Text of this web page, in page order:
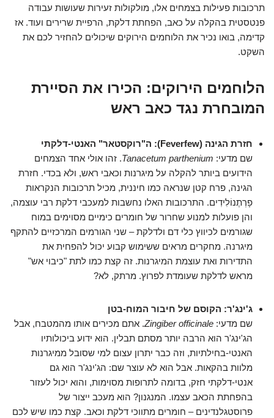
תרכובות פעילות בצמחים אלו, מולקולות זעירות שעושות עבודה
פנטסטית בהקלה על כאב, הפחתת דלקת, הרפיית שרירים ועוד. אז
קדימה, בואו נכיר את הלוחמים הירוקים שיכולים להחזיר לכם את
השקט.
הלוחמים הירוקים: הכירו את הסיירת
המובחרת נגד כאב ראש
חזרת הגינה (Feverfew): ה"רוקסטאר" האנטי-דלקתי
שם מדעי: Tanacetum parthenium. זהו אולי אחד הצמחים
הידועים ביותר להקלה על מיגרנות וכאבי ראש, ולא בכדי. חזרת
הגינה, פרח קטן שנראה כמו חיננית, מכיל תרכובות הנקראות
פָרְתֶנוֹלִידִים. התרכובות האלו נחשבות למעכבי דלקת רבי עוצמה,
והן פועלות למנוע שחרור של חומרים כימיים מסוימים במוח
שגורמים לכיווץ כלי דם ולדלקת – שני הגורמים המרכזיים להתקף
מיגרנה. מחקרים מראים ששימוש קבוע יכול להפחית את
התדירות ואת עוצמת המיגרנות. זה קצת כמו לתת "כיבוי אש"
מראש לדלקת שעומדת לפרוץ. מרתק, לא?
ג'ינג'ר: הקוסם של חיבור המוח-בטן
שם מדעי: Zingiber officinale. אתם מכירים אותו מהמטבח, אבל
הג'ינג'ר הוא הרבה יותר מסתם תבלין. הוא ידוע ביכולותיו
האנטי-בחילתיות, וזה כבר יתרון עצום למי שסובל ממיגרנות
מלוות בהקאות. אבל הוא לא עוצר שם: הג'ינג'ר הוא גם
אנטי-דלקתי חזק, בדומה לתרופות מסוימות, והוא יכול לעזור
בהפחתת הכאב עצמו. המנגנון? הוא מעכב ייצור של
פרוסטגלנדינים – חומרים מתווכי דלקת וכאב. קצת כמו שיש לכם